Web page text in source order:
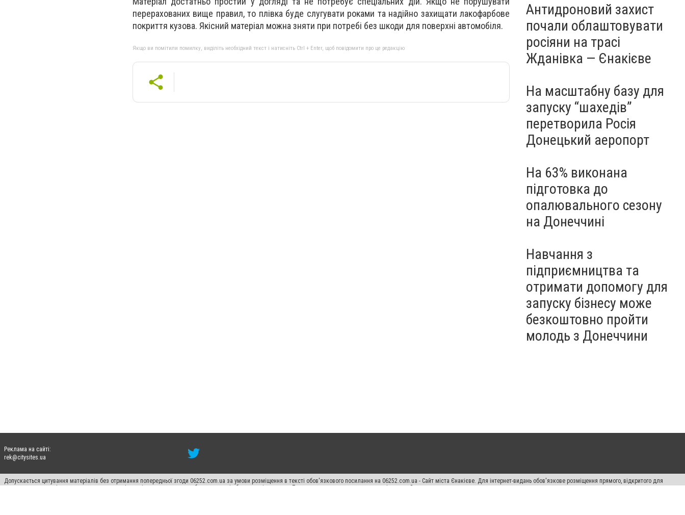
перерахованих вище правил, то плівка буде слугувати роками та надійно захищати лакофарбове
покриття кузова. Якісний матеріал можна зняти при потребі без шкоди для поверхні автомобіля.
Якщо ви помітили помилку, виділіть необхідний текст і натисніть Ctrl + Enter, щоб повідомити про це редакцію
Антидроновий захист
почали облаштовувати
росіяни на трасі
Жданівка — Єнакієве
На масштабну базу для
запуску “шахедів”
перетворила Росія
Донецький аеропорт
На 63% виконана
підготовка до
опалювального сезону
на Донеччині
Навчання з
підприємництва та
отримати допомогу для
запуску бізнесу може
безкоштовно пройти
молодь з Донеччини
Реклама на сайті:
rek@citysites.ua
Допускається цитування матеріалів без отримання попередньої згоди 06252.com.ua за умови розміщення в тексті обов'язкового посилання на 06252.com.ua - Сайт міста Єнакієве. Для інтернет-видань обов'язкове розміщення прямого, відкритого для
пошукових систем гіперпосилання на цитовані статті не нижче другого абзацу в тексті або в якості джерела. Порушення виняткових прав переслідується Законом.